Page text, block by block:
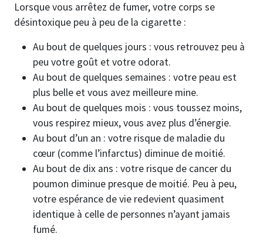
Lorsque vous arrêtez de fumer, votre corps se
désintoxique peu à peu de la cigarette :
Au bout de quelques jours : vous retrouvez peu à
peu votre goût et votre odorat.
Au bout de quelques semaines : votre peau est
plus belle et vous avez meilleure mine.
Au bout de quelques mois : vous toussez moins,
vous respirez mieux, vous avez plus d’énergie.
Au bout d’un an : votre risque de maladie du
cœur (comme l’infarctus) diminue de moitié.
Au bout de dix ans : votre risque de cancer du
poumon diminue presque de moitié. Peu à peu,
votre espérance de vie redevient quasiment
identique à celle de personnes n’ayant jamais
fumé.